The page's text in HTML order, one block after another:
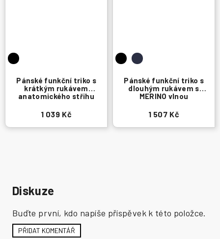
Pánské funkční triko s
krátkým rukávem
anatomického střihu
1 039 Kč
Pánské funkční triko s
dlouhým rukávem s
MERINO vlnou
1 507 Kč
Diskuze
Buďte první, kdo napíše příspěvek k této položce.
PŘIDAT KOMENTÁŘ